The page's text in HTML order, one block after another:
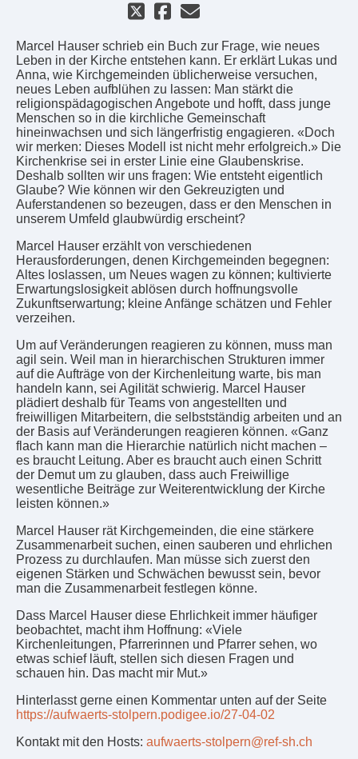
Marcel Hauser schrieb ein Buch zur Frage, wie neues
Leben in der Kirche entstehen kann. Er erklärt Lukas und
Anna, wie Kirchgemeinden üblicherweise versuchen,
neues Leben aufblühen zu lassen: Man stärkt die
religionspädagogischen Angebote und hofft, dass junge
Menschen so in die kirchliche Gemeinschaft
hineinwachsen und sich längerfristig engagieren. «Doch
wir merken: Dieses Modell ist nicht mehr erfolgreich.» Die
Kirchenkrise sei in erster Linie eine Glaubenskrise.
Deshalb sollten wir uns fragen: Wie entsteht eigentlich
Glaube? Wie können wir den Gekreuzigten und
Auferstandenen so bezeugen, dass er den Menschen in
unserem Umfeld glaubwürdig erscheint?
Marcel Hauser erzählt von verschiedenen
Herausforderungen, denen Kirchgemeinden begegnen:
Altes loslassen, um Neues wagen zu können; kultivierte
Erwartungslosigkeit ablösen durch hoffnungsvolle
Zukunftserwartung; kleine Anfänge schätzen und Fehler
verzeihen.
Um auf Veränderungen reagieren zu können, muss man
agil sein. Weil man in hierarchischen Strukturen immer
auf die Aufträge von der Kirchenleitung warte, bis man
handeln kann, sei Agilität schwierig. Marcel Hauser
plädiert deshalb für Teams von angestellten und
freiwilligen Mitarbeitern, die selbstständig arbeiten und an
der Basis auf Veränderungen reagieren können. «Ganz
flach kann man die Hierarchie natürlich nicht machen –
es braucht Leitung. Aber es braucht auch einen Schritt
der Demut um zu glauben, dass auch Freiwillige
wesentliche Beiträge zur Weiterentwicklung der Kirche
leisten können.»
Marcel Hauser rät Kirchgemeinden, die eine stärkere
Zusammenarbeit suchen, einen sauberen und ehrlichen
Prozess zu durchlaufen. Man müsse sich zuerst den
eigenen Stärken und Schwächen bewusst sein, bevor
man die Zusammenarbeit festlegen könne.
Dass Marcel Hauser diese Ehrlichkeit immer häufiger
beobachtet, macht ihm Hoffnung: «Viele
Kirchenleitungen, Pfarrerinnen und Pfarrer sehen, wo
etwas schief läuft, stellen sich diesen Fragen und
schauen hin. Das macht mir Mut.»
Hinterlasst gerne einen Kommentar unten auf der Seite
https://aufwaerts-stolpern.podigee.io/27-04-02
Kontakt mit den Hosts: aufwaerts-stolpern@ref-sh.ch